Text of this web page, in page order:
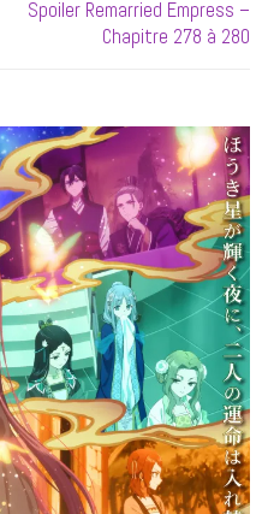
Next
Spoiler Remarried Empress –
Chapitre 278 à 280